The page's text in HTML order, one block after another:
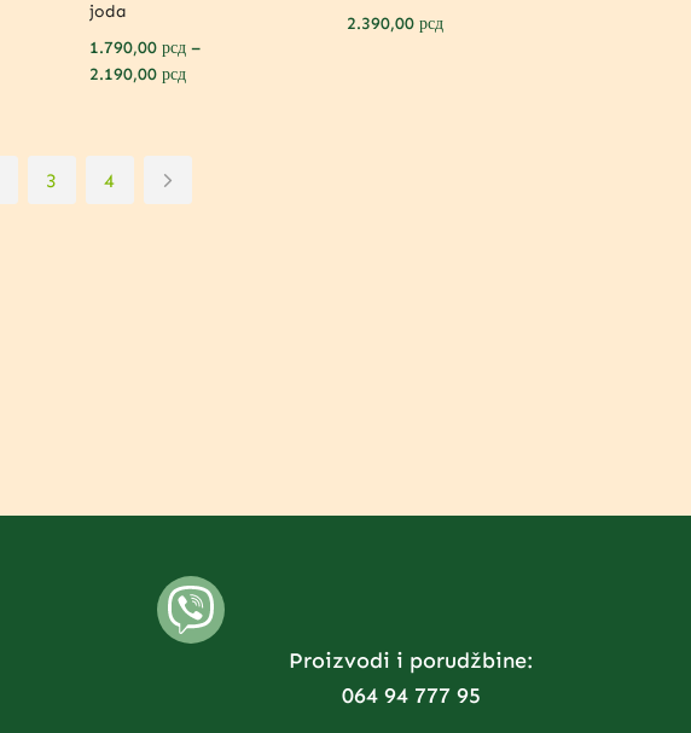
joda
1.790,00 рсд –
2.190,00 рсд
2.390,00рсд
3 4
Proizvodi i porudžbine:
064 94 777 95